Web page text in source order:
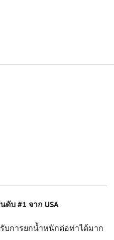
ดับ #1 จาก USA
รับการยกน้ำหนักต่อท่าได้มาก